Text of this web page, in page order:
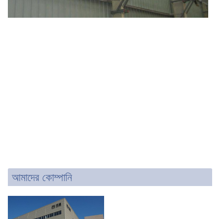
আমাদের কোম্পানি